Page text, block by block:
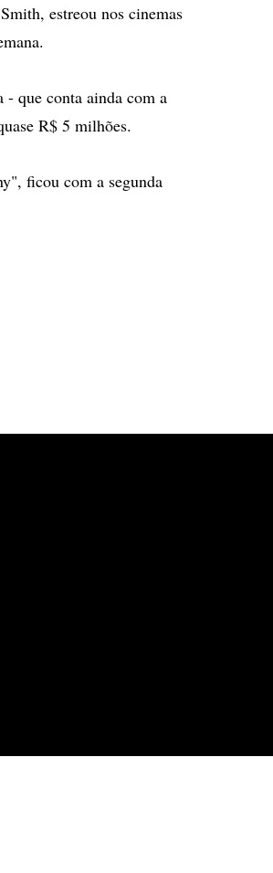
estreou nos cinemas
que conta ainda com a
R$ 5 milhões.
ficou com a segunda